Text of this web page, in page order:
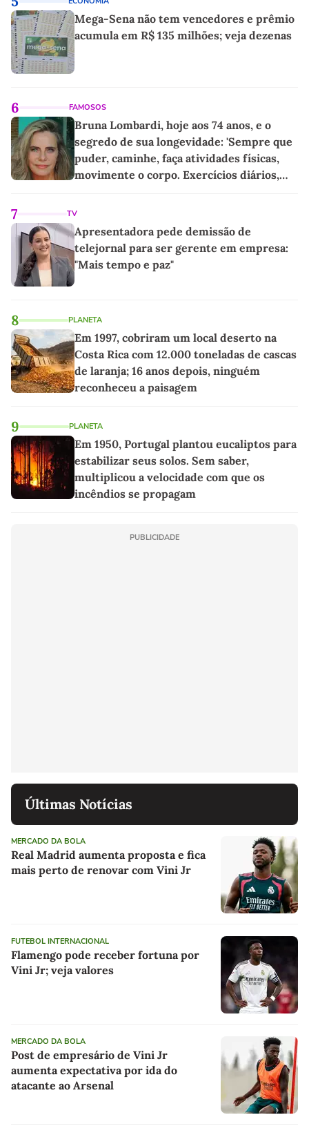
Mega-Sena não tem vencedores e prêmio
acumula em R$ 135 milhões; veja dezenas
6 FAMOSOS
Bruna Lombardi, hoje aos 74 anos, e o
segredo de sua longevidade: 'Sempre que
puder, caminhe, faça atividades físicas,
movimente o corpo. Exercícios diários,
7 TV
Apresentadora pede demissão de
telejornal para ser gerente em empresa:
"Mais tempo e paz"
8 PLANETA
Em 1997, cobriram um local deserto na
Costa Rica com 12.000 toneladas de cascas
de laranja; 16 anos depois, ninguém
reconheceu a paisagem
9 PLANETA
Em 1950, Portugal plantou eucaliptos para
estabilizar seus solos. Sem saber,
multiplicou a velocidade com que os
incêndios se propagam
PUBLICIDADE
Últimas Notícias
MERCADO DA BOLA
Real Madrid aumenta proposta e fica
mais perto de renovar com Vini Jr
FUTEBOL INTERNACIONAL
Flamengo pode receber fortuna por
Vini Jr; veja valores
MERCADO DA BOLA
Post de empresário de Vini Jr
aumenta expectativa por ida do
atacante ao Arsenal